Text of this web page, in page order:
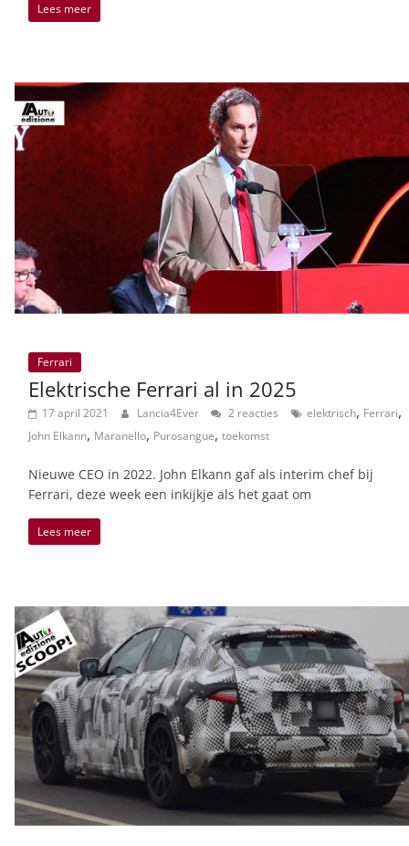
Lees meer
Ferrari
Elektrische Ferrari al in 2025
17 april 2021 Lancia4Ever 2 reacties elektrisch, Ferrari,
John Elkann, Maranello, Purosangue, toekomst
Nieuwe CEO in 2022. John Elkann gaf als interim chef bij
Ferrari, deze week een inkijkje als het gaat om
Lees meer